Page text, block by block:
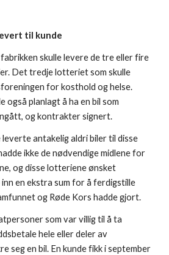
til kunde
skulle levere de tre eller fire
Det tredje lotteriet som skulle
for kosthold og helse.
også planlagt å ha en bil som
og kontrakter signert.
antakelig aldri biler til disse
ikke de nødvendige midlene for
og disse lotteriene ønsket
en ekstra sum for å ferdigstille
og Røde Kors hadde gjort.
som var villig til å ta
hele eller deler av
seg en bil. En kunde fikk i september